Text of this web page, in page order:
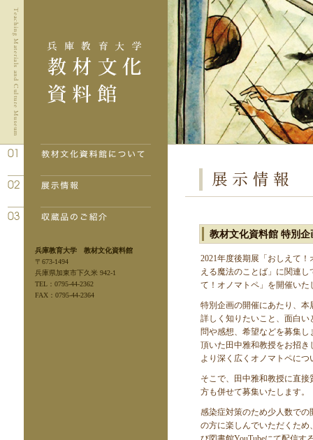
教材文化資料館 特別
2021年度後期展「おしえて
える魔法のことば」に関連
て！オノマトペ」を開催いた
特別企画の開催にあたり、
詳しく知りたいこと、面白
問や感想、希望などを募集
頂いた田中雅和教授をお招
より深く広くオノマトペに
そこで、田中雅和教授に直
方も併せて募集いたします。
感染症対策のため少人数で
の方に楽しんでいただくため
兵庫教育大学 教材文化資料館
〒673-1494
兵庫県加東市下久米 942-1
TEL：0795-44-2362
FAX：0795-44-2364